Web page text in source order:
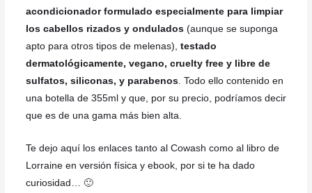
acondicionador formulado especialmente para limpiar
los cabellos rizados y ondulados(aunque se suponga
apto para otros tipos de melenas), testado
dermatológicamente, vegano, cruelty free y libre de
sulfatos, siliconas, y parabenos. Todo ello contenido en
una botella de 355ml y que, por su precio, podríamos decir
que es de una gama más bien alta.
Te dejo aquí los enlaces tanto al Cowash como al libro de
Lorraine en versión física y ebook, por si te ha dado
curiosidad… 🙂